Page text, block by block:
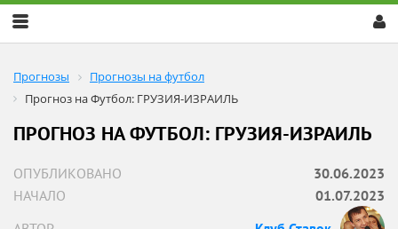
Скрыть
меню
Прогнозы
Прогнозы на футбол
Прогноз на Футбол: ГРУЗИЯ-ИЗРАИЛЬ
ПРОГНОЗ НА ФУТБОЛ: ГРУЗИЯ-ИЗРАИЛЬ
ОПУБЛИКОВАНО
30.06.2023
НАЧАЛО
01.07.2023